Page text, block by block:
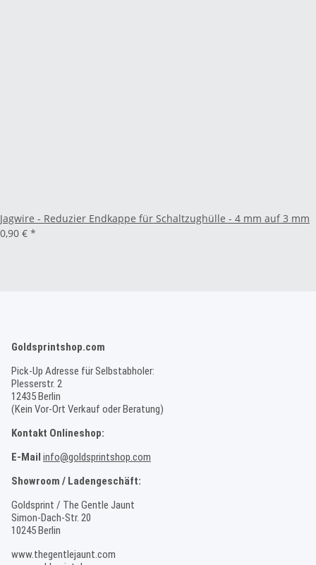
Jagwire - Reduzier Endkappe für Schaltzughülle - 4 mm auf 3 mm
0,90 € *
Goldsprintshop.com
Pick-Up Adresse für Selbstabholer:
Plesserstr. 2
12435 Berlin
(Kein Vor-Ort Verkauf oder Beratung)
Kontakt Onlineshop:
E-Mail info@goldsprintshop.com
Showroom / Ladengeschäft:
Goldsprint / The Gentle Jaunt
Simon-Dach-Str. 20
10245 Berlin
www.thegentlejaunt.com